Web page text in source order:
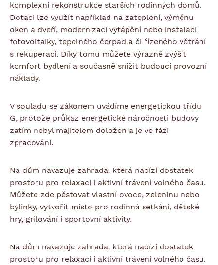
komplexní rekonstrukce starších rodinných domů.
Dotaci lze využít například na zateplení, výměnu
oken a dveří, modernizaci vytápění nebo instalaci
fotovoltaiky, tepelného čerpadla či řízeného větrání
s rekuperací. Díky tomu můžete výrazně zvýšit
komfort bydlení a současně snížit budoucí provozní
náklady.
V souladu se zákonem uvádíme energetickou třídu
G, protože průkaz energetické náročnosti budovy
zatím nebyl majitelem doložen a je ve fázi
zpracování.
Na dům navazuje zahrada, která nabízí dostatek
prostoru pro relaxaci i aktivní trávení volného času.
Můžete zde pěstovat vlastní ovoce, zeleninu nebo
bylinky, vytvořit místo pro rodinná setkání, dětské
hry, grilování i sportovní aktivity.
Na dům navazuje zahrada, která nabízí dostatek
prostoru pro relaxaci i aktivní trávení volného času.